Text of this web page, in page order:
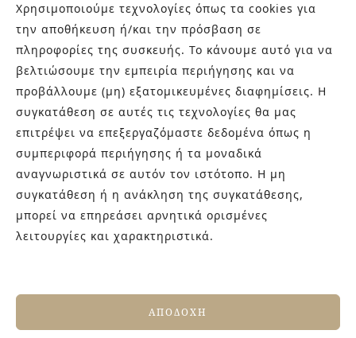
Χρησιμοποιούμε τεχνολογίες όπως τα cookies για
την αποθήκευση ή/και την πρόσβαση σε
πληροφορίες της συσκευής. Το κάνουμε αυτό για να
βελτιώσουμε την εμπειρία περιήγησης και να
προβάλλουμε (μη) εξατομικευμένες διαφημίσεις. Η
συγκατάθεση σε αυτές τις τεχνολογίες θα μας
επιτρέψει να επεξεργαζόμαστε δεδομένα όπως η
συμπεριφορά περιήγησης ή τα μοναδικά
αναγνωριστικά σε αυτόν τον ιστότοπο. Η μη
συγκατάθεση ή η ανάκληση της συγκατάθεσης,
μπορεί να επηρεάσει αρνητικά ορισμένες
λειτουργίες και χαρακτηριστικά.
ΑΠΟΔΟΧΉ
Σε αντίθεση με πιο έντονες τάσεις, τα μπεζ πλακάκια
δεν κουράζουν με τον χρόνο. Δεν «φωνάζουν» και δεν
περιορίζουν τις αλλαγές στη διακόσμηση. Μπορείτε
εύκολα να αλλάξετε αξεσουάρ, υφάσματα ή χρώματα
στους τοίχους χωρίς να χρειαστεί να αλλάξετε
δάπεδο ή πλακάκια. Αυτό τα κάνει ιδανική επιλογή
τόσο για μόνιμες κατοικίες όσο και για σπίτια προς
ενοικίαση ή Airbnb.
ΜΗ ΦΟΒΗΘΕΊΤΕ ΤΟΥΣ
ΧΡΩΜΑΤΙΚΟΎΣ
Το μπεζ λειτουργεί σαν ουδέτερος “καμβάς”.
Συνδυάζεται εύκολα με: